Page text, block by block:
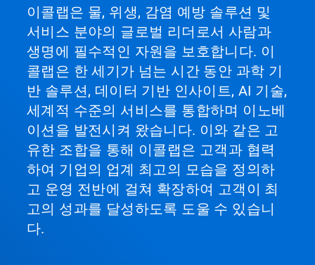
이콜랩은 물, 위생, 감염 예방 솔루션 및
서비스 분야의 글로벌 리더로서 사람과
생명에 필수적인 자원을 보호합니다. 이
콜랩은 한 세기가 넘는 시간 동안 과학 기
반 솔루션, 데이터 기반 인사이트, AI 기술,
세계적 수준의 서비스를 통합하며 이노베
이션을 발전시켜 왔습니다. 이와 같은 고
유한 조합을 통해 이콜랩은 고객과 협력
하여 기업의 업계 최고의 모습을 정의하
고 운영 전반에 걸쳐 확장하여 고객이 최
고의 성과를 달성하도록 도울 수 있습니
다.